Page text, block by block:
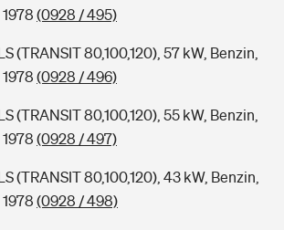
(0928 / 495)
(TRANSIT 80,100,120), 57 kW, Benzin,
(0928 / 496)
(TRANSIT 80,100,120), 55 kW, Benzin,
(0928 / 497)
(TRANSIT 80,100,120), 43 kW, Benzin,
(0928 / 498)